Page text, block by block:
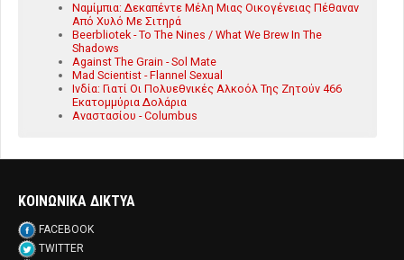
Ναμίμπια: Δεκαπέντε Μέλη Μιας Οικογένειας Πέθαναν
Από Χυλό Με Σιτηρά
Beerbliotek - To The Nines / What We Brew In The
Shadows
Against The Grain - Sol Mate
Mad Scientist - Flannel Sexual
Ινδία: Γιατί Οι Πολυεθνικές Αλκοόλ Της Ζητούν 466
Εκατομμύρια Δολάρια
Αναστασίου - Columbus
ΚΟΙΝΩΝΙΚΑ ΔΙΚΤΥΑ
FACEBOOK
TWITTER